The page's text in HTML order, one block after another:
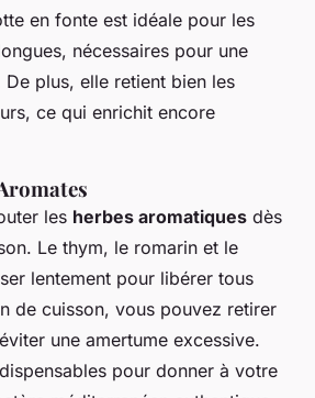
en fonte est idéale pour les
nécessaires pour une
plus, elle retient bien les
ce qui enrichit encore
les herbes aromatiques dès
Le thym, le romarin et le
lentement pour libérer tous
de cuisson, vous pouvez retirer
une amertume excessive.
pour donner à votre